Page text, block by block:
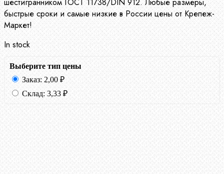
шестигранником ГОСТ 11738/DIN 912. Любые размеры,
быстрые сроки и самые низкие в России цены от Крепеж-
Маркет!
In stock
Выберите тип цены
Заказ: 2,00 ₽
Склад: 3,33 ₽